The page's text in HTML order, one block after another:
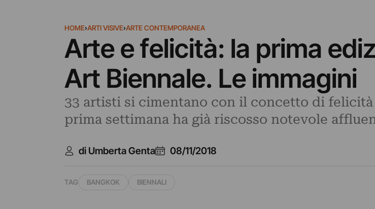
HOME›ARTI VISIVE›ARTE CONTEMPORANEA
Arte e felicità: la prima
Art Biennale. Le immagini
33 artisti si cimentano con il concetto di felicità
prima settimana ha già riscosso notevole
di Umberta Genta 08/11/2018
TAG BANGKOK BIENNALI